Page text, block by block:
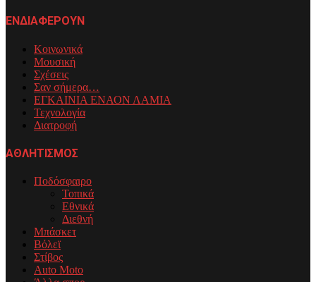
ΕΝΔΙΑΦΕΡΟΥΝ
Κοινωνικά
Μουσική
Σχέσεις
Σαν σήμερα…
ΕΓΚΑΙΝΙΑ ΕΝΑΟΝ ΛΑΜΙΑ
Τεχνολογία
Διατροφή
ΑΘΛΗΤΙΣΜΟΣ
Ποδόσφαιρο
Τοπικά
Εθνικά
Διεθνή
Μπάσκετ
Βόλεϊ
Στίβος
Auto Moto